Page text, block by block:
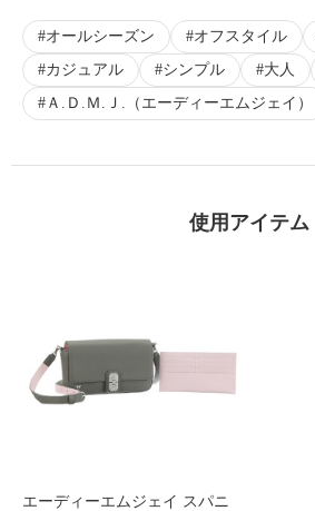
オールシーズン オフスタイル
カジュアル
シンプル 大人
Ａ.Ｄ.Ｍ.Ｊ.（エーディーエムジェイ）
使用アイテム
エーディーエムジェイ スパニ